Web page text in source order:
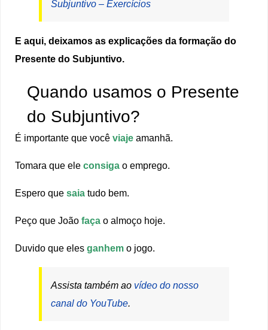
Subjuntivo – Exercícios
E aqui, deixamos as explicações da formação do
Presente do Subjuntivo.
Quando usamos o Presente
do Subjuntivo?
É importante que vocêviaje amanhã.
Tomara que eleconsiga o emprego.
Espero quesaia tudo bem.
Peço que Joãofaça o almoço hoje.
Duvido que elesganhemo jogo.
Assista também ao vídeo do nosso
canal do YouTube